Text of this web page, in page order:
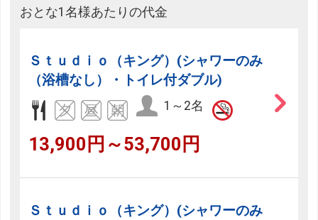
おとな1名様あたりの代金
Ｓｔｕｄｉｏ（キング）(シャワーのみ
（浴槽なし）・トイレ付ダブル)
1～2名
13,900円～53,700円
Ｓｔｕｄｉｏ（キング）(シャワーのみ